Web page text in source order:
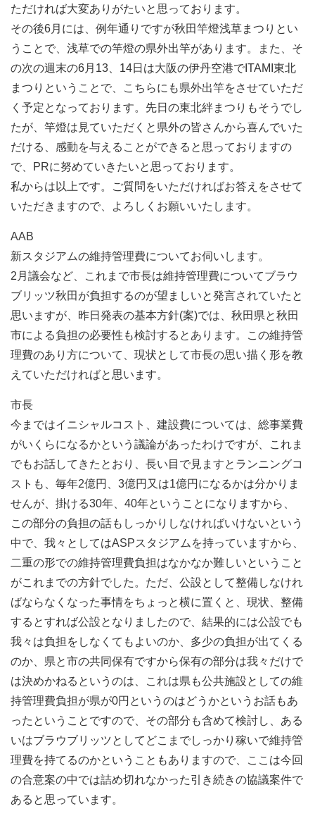
ただければ大変ありがたいと思っております。
その後6月には、例年通りですが秋田竿燈浅草まつりとい
うことで、浅草での竿燈の県外出竿があります。また、そ
の次の週末の6月13、14日は大阪の伊丹空港でITAMI東北
まつりということで、こちらにも県外出竿をさせていただ
く予定となっております。先日の東北絆まつりもそうでし
たが、竿燈は見ていただくと県外の皆さんから喜んでいた
だける、感動を与えることができると思っておりますの
で、PRに努めていきたいと思っております。
私からは以上です。ご質問をいただければお答えをさせて
いただきますので、よろしくお願いいたします。
AAB
新スタジアムの維持管理費についてお伺いします。
2月議会など、これまで市長は維持管理費についてブラウ
ブリッツ秋田が負担するのが望ましいと発言されていたと
思いますが、昨日発表の基本方針(案)では、秋田県と秋田
市による負担の必要性も検討するとあります。この維持管
理費のあり方について、現状として市長の思い描く形を教
えていただければと思います。
市長
今まではイニシャルコスト、建設費については、総事業費
がいくらになるかという議論があったわけですが、これま
でもお話してきたとおり、長い目で見ますとランニングコ
ストも、毎年2億円、3億円又は1億円になるかは分かりま
せんが、掛ける30年、40年ということになりますから、
この部分の負担の話もしっかりしなければいけないという
中で、我々としてはASPスタジアムを持っていますから、
二重の形での維持管理費負担はなかなか難しいということ
がこれまでの方針でした。ただ、公設として整備しなけれ
ばならなくなった事情をちょっと横に置くと、現状、整備
するとすれば公設となりましたので、結果的には公設でも
我々は負担をしなくてもよいのか、多少の負担が出てくる
のか、県と市の共同保有ですから保有の部分は我々だけで
は決めかねるというのは、これは県も公共施設としての維
持管理費負担が県が0円というのはどうかというお話もあ
ったということですので、その部分も含めて検討し、ある
いはブラウブリッツとしてどこまでしっかり稼いで維持管
理費を持てるのかということもありますので、ここは今回
の合意案の中では詰め切れなかった引き続きの協議案件で
あると思っています。